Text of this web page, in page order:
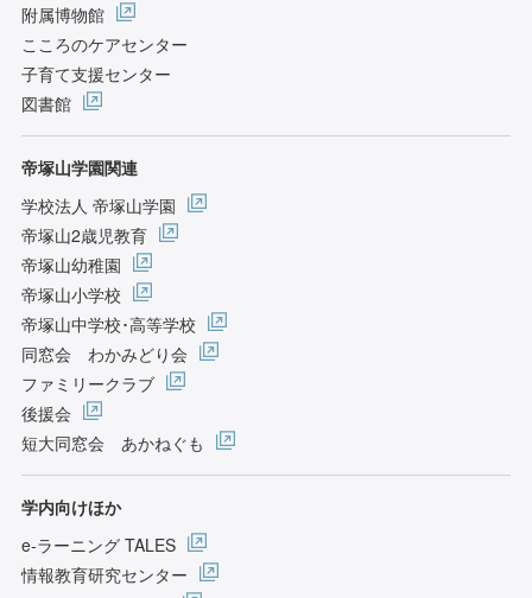
附属博物館
こころのケアセンター
子育て支援センター
図書館
帝塚山学園関連
学校法人 帝塚山学園
帝塚山2歳児教育
帝塚山幼稚園
帝塚山小学校
帝塚山中学校･高等学校
同窓会 わかみどり会
ファミリークラブ
後援会
短大同窓会 あかねぐも
学内向けほか
e-ラーニング TALES
情報教育研究センター